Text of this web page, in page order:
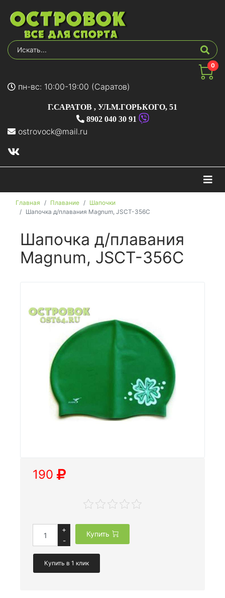
0
пн-вс: 10:00-19:00 (Саратов)
Г.САРАТОВ , УЛ.М.ГОРЬКОГО, 51
8902 040 30 91
ostrovock@mail.ru
Главная Плавание
Шапочки
Шапочка д/плавания Magnum, JSCT-356C
Шапочка д/плавания
Magnum, JSCT-356C
190
+
-
Купить
Купить в 1 клик